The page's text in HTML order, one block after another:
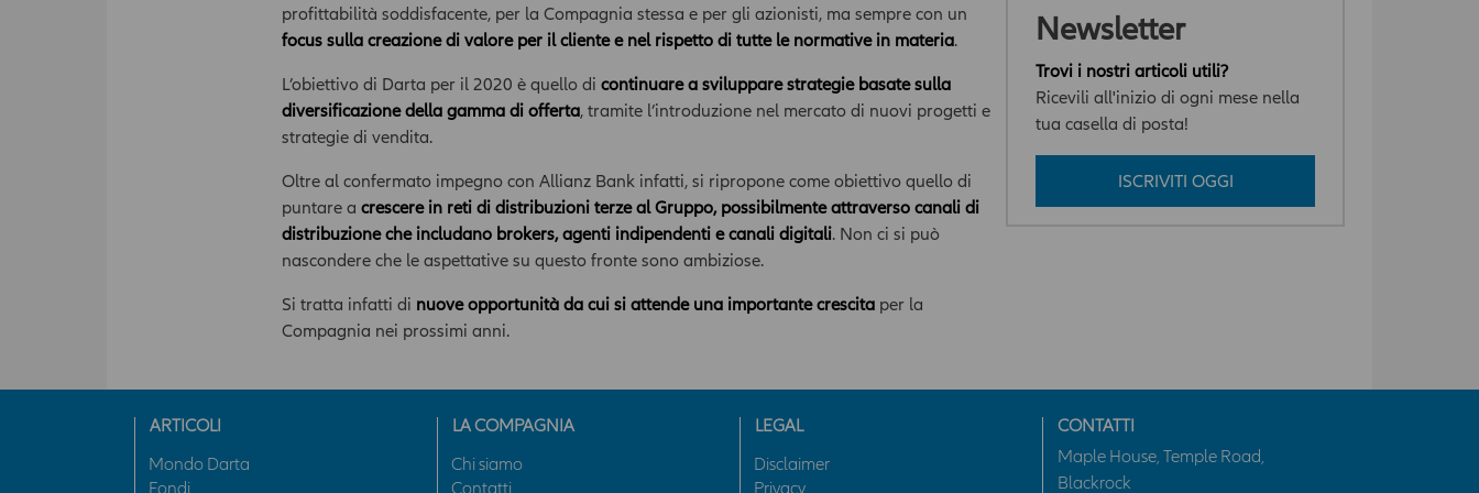
o definitivamente, l’accesso ai contenuti dell’Area, senza
necessità di acquisire il previo consenso dell’ utente.
I contenuti dell’ Area hanno finalità esclusivamente
informativa e descrittiva, e non assumono carattere di
ufficialità. In nessun caso tali contenuti assumono valore di
Qualsiasi prodotto, strumento, servizio cui fa riferimento l’Area
potrebbe non essere adeguato per l'utente; prima di effettuare
qualsiasi operazione, l'utente dovrà, pertanto, valutare, in
autonomia, la rilevanza delle informazioni pubblicate sull’Area
situazione finanziaria e di qualsiasi altra circostanza rilevante,
nell’Area; l’utilizzo e la diffusione di tali dati e informazioni da
responsabilità. La Compagnia verifica con cura che le
informazioni pubblicate nell’ Area siano prodotte sulla base di
profittabilità soddisfacente, per la Compagnia stessa e per gli azionisti, ma sempre con un
focus sulla creazione di valore per il cliente e nel rispetto di tutte le normative in materia.
L’obiettivo di Darta per il 2020 è quello di continuare a sviluppare strategie basate sulla
diversificazione della gamma di offerta, tramite l’introduzione nel mercato di nuovi progetti e
strategie di vendita.
Oltre al confermato impegno con Allianz Bank infatti, si ripropone come obiettivo quello di
puntare a crescere in reti di distribuzioni terze al Gruppo, possibilmente attraverso canali di
distribuzione che includano brokers, agenti indipendenti e canali digitali. Non ci si può
nascondere che le aspettative su questo fronte sono ambiziose.
Si tratta infatti di nuove opportunità da cui si attende una importante crescita per la
Compagnia nei prossimi anni.
Newsletter
Trovi i nostri articoli utili?
Ricevili all'inizio di ogni mese nella
tua casella di posta!
ISCRIVITI OGGI
ARTICOLI
Mondo Darta
LA COMPAGNIA
Chi siamo
LEGAL
Disclaimer
CONTATTI
Maple House, Temple Road,
Blackrock